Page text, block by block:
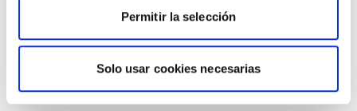
Permitir la selección
Solo usar cookies necesarias